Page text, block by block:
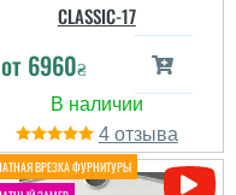
CLASSIC-17
от 6960₴
4